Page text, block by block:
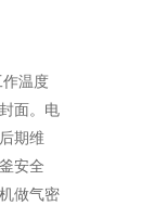
温度
面。电
期维
安全
做气密